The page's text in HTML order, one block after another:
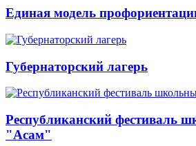
Единая модель
Губернаторский лагерь
Республиканский фестиваль
"Асам"